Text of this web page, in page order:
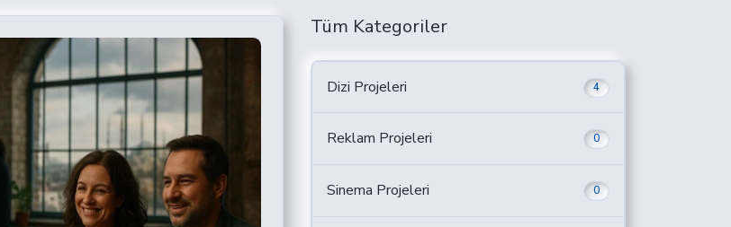
Tüm Kategoriler
Dizi Projeleri 4
Reklam Projeleri 0
Sinema Projeleri 0